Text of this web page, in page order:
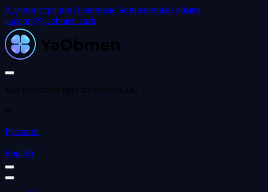
Администрация Наличные Безналичный обмен
support@yaobmen.cash
Мы работаем круглосуточно 24 / 7
ru
Русский
English